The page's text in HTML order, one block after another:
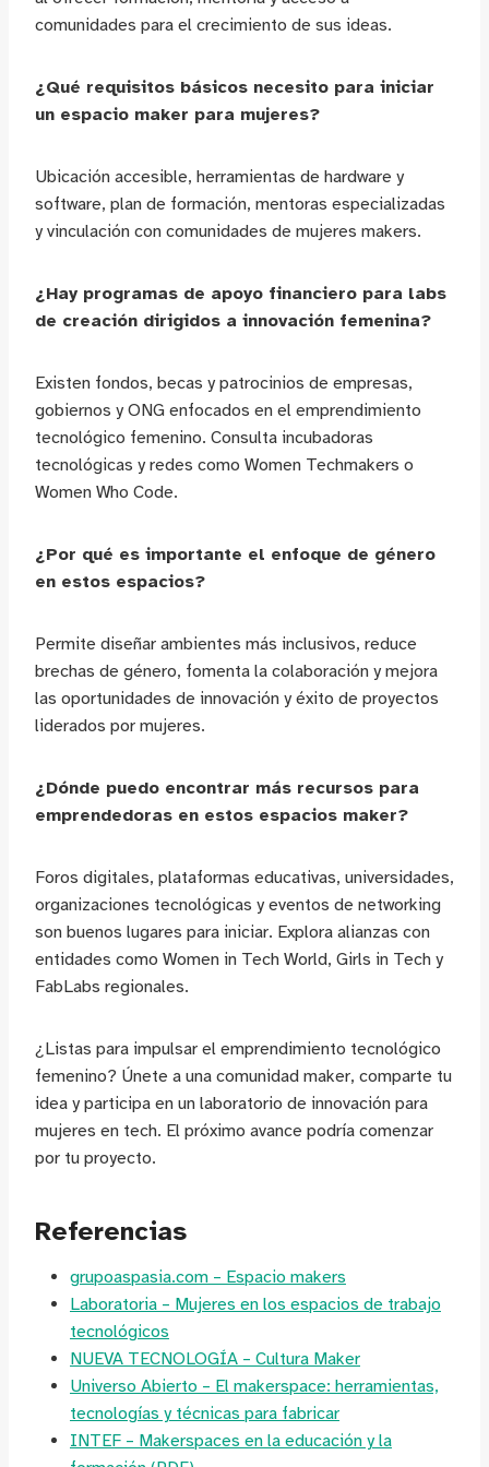
comunidades para el crecimiento de sus ideas.
¿Qué requisitos básicos necesito para iniciar
un espacio maker para mujeres?
Ubicación accesible, herramientas de hardware y
software, plan de formación, mentoras especializadas
y vinculación con comunidades de mujeres makers.
¿Hay programas de apoyo financiero para labs
de creación dirigidos a innovación femenina?
Existen fondos, becas y patrocinios de empresas,
gobiernos y ONG enfocados en el emprendimiento
tecnológico femenino. Consulta incubadoras
tecnológicas y redes como Women Techmakers o
Women Who Code.
¿Por qué es importante el enfoque de género
en estos espacios?
Permite diseñar ambientes más inclusivos, reduce
brechas de género, fomenta la colaboración y mejora
las oportunidades de innovación y éxito de proyectos
liderados por mujeres.
¿Dónde puedo encontrar más recursos para
emprendedoras en estos espacios maker?
Foros digitales, plataformas educativas, universidades,
organizaciones tecnológicas y eventos de networking
son buenos lugares para iniciar. Explora alianzas con
entidades como Women in Tech World, Girls in Tech y
FabLabs regionales.
¿Listas para impulsar el emprendimiento tecnológico
femenino? Únete a una comunidad maker, comparte tu
idea y participa en un laboratorio de innovación para
mujeres en tech. El próximo avance podría comenzar
por tu proyecto.
Referencias
grupoaspasia.com – Espacio makers
Laboratoria – Mujeres en los espacios de trabajo
tecnológicos
NUEVA TECNOLOGÍA – Cultura Maker
Universo Abierto – El makerspace: herramientas,
tecnologías y técnicas para fabricar
INTEF – Makerspaces en la educación y la